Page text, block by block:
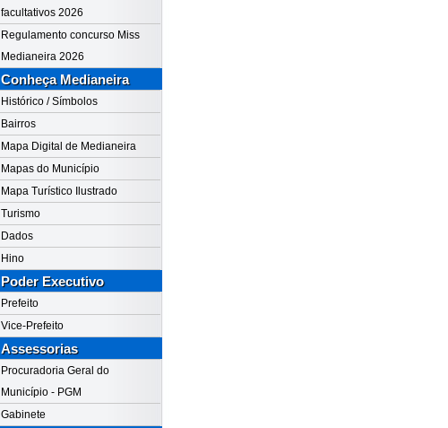
facultativos 2026
Regulamento concurso Miss
Medianeira 2026
Conheça Medianeira
Histórico / Símbolos
Bairros
Mapa Digital de Medianeira
Mapas do Município
Mapa Turístico Ilustrado
Turismo
Dados
Hino
Poder Executivo
Prefeito
Vice-Prefeito
Assessorias
Procuradoria Geral do
Município - PGM
Gabinete